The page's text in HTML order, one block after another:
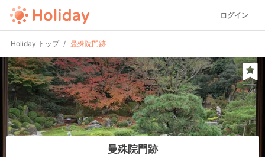
ログイン
Holiday トップ 曼殊院門跡
曼殊院門跡